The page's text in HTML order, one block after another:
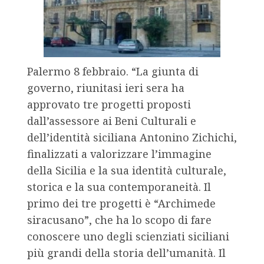
Palermo 8 febbraio. “La giunta di
governo, riunitasi ieri sera ha
approvato tre progetti proposti
dall’assessore ai Beni Culturali e
dell’identità siciliana Antonino Zichichi,
finalizzati a valorizzare l’immagine
della Sicilia e la sua identità culturale,
storica e la sua contemporaneità. Il
primo dei tre progetti è “Archimede
siracusano”, che ha lo scopo di fare
conoscere uno degli scienziati siciliani
più grandi della storia dell’umanità. Il